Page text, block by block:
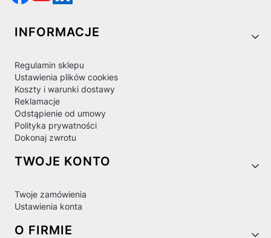
Linki w stopce
INFORMACJE
Regulamin sklepu
Ustawienia plików cookies
Koszty i warunki dostawy
Reklamacje
Odstąpienie od umowy
Polityka prywatności
Dokonaj zwrotu
TWOJE KONTO
Twoje zamówienia
Ustawienia konta
O FIRMIE